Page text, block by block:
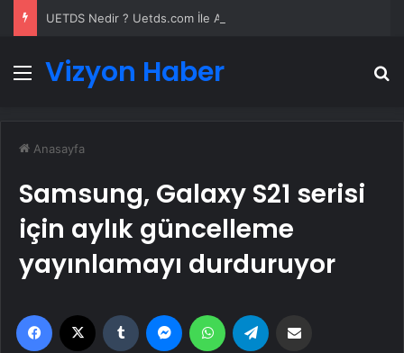
Menü
Vizyon Haber
Anasayfa
Samsung, Galaxy S21 serisi
için aylık güncelleme
yayınlamayı durduruyor
Facebook Tumblr MessengerWhatsApp